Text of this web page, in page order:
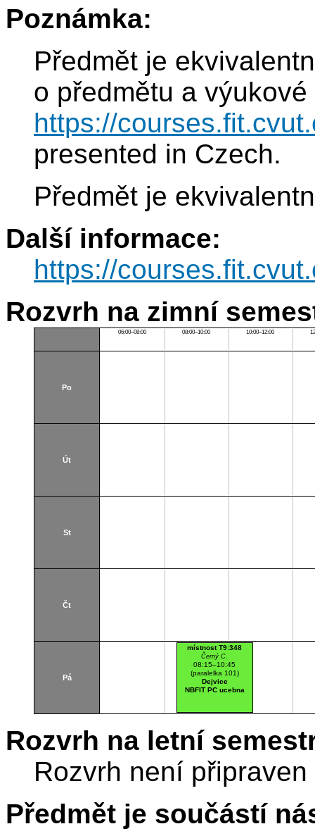
Poznámka:
Předmět je
o předmětu a
https://
presented in Czech.
Předmět je
Další informace:
https://
Rozvrh na zimní
06:00–08:00 08:00–10:00 10:00–12:00
Po
Út
St
Čt
Pá
místnost T9:348
Černý C.
08:15–10:45
(paralelka 101)
Dejvice
NBFIT PC ucebna
Rozvrh na letní
Rozvrh není připraven
Předmět je součástí